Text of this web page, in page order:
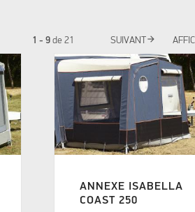
1 - 9de 21 SUIVANTarrow_forward
ANNEXE ISABELLA
COAST 250